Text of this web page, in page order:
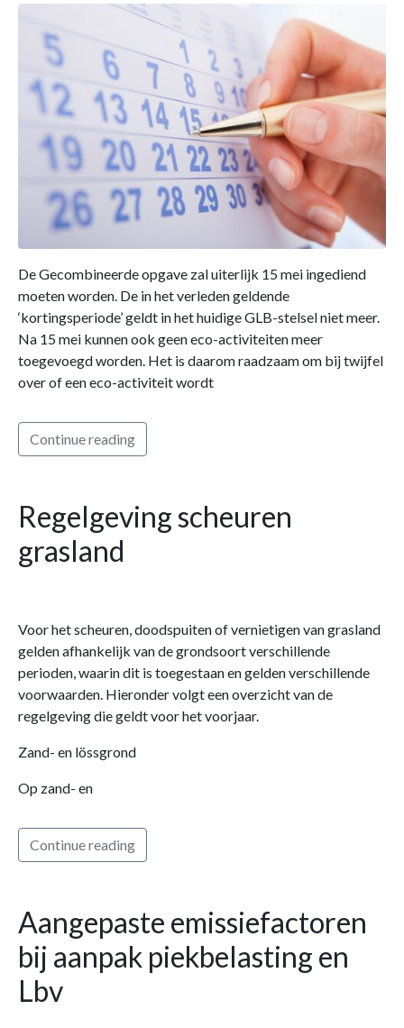
De Gecombineerde opgave zal uiterlijk 15 mei ingediend
moeten worden. De in het verleden geldende
‘kortingsperiode’ geldt in het huidige GLB-stelsel niet meer.
Na 15 mei kunnen ook geen eco-activiteiten meer
toegevoegd worden. Het is daarom raadzaam om bij twijfel
over of een eco-activiteit wordt
Continue reading
Regelgeving scheuren
grasland
Voor het scheuren, doodspuiten of vernietigen van grasland
gelden afhankelijk van de grondsoort verschillende
perioden, waarin dit is toegestaan en gelden verschillende
voorwaarden. Hieronder volgt een overzicht van de
regelgeving die geldt voor het voorjaar.
Zand- en lössgrond
Op zand- en
Continue reading
Aangepaste emissiefactoren
bij aanpak piekbelasting en
Lbv